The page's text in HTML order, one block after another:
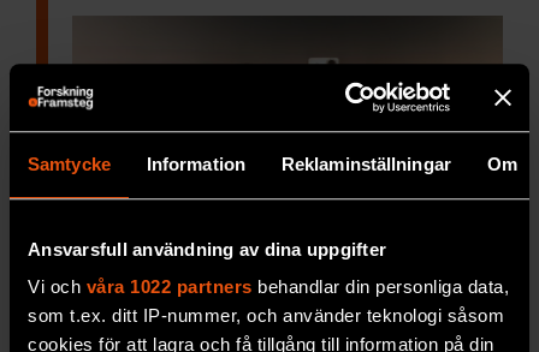
Samtycke Information Reklaminställningar Om
Ansvarsfull användning av dina uppgifter
Vi och våra 1022 partners behandlar din personliga data,
som t.ex. ditt IP-nummer, och använder teknologi såsom
cookies för att lagra och få tillgång till information på din
Tecken på liv på Mars – men
har vi hört det förut?